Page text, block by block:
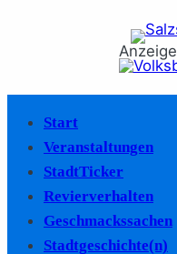
Anzeige
Start
Veranstaltungen
StadtTicker
Revierverhalten
Geschmackssachen
Stadtgeschichte(n)